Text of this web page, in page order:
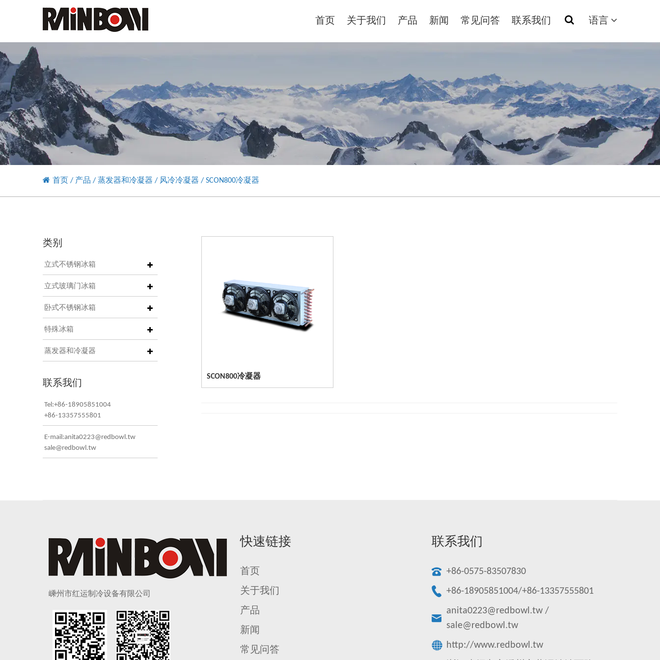
语言
首页 关于我们 产品 新闻 常见问答 联系我们
首页 / 产品 / 蒸发器和冷凝器 / 风冷冷凝器 / SCON800冷凝器
类别
立式不锈钢冰箱
立式玻璃门冰箱
卧式不锈钢冰箱
特殊冰箱
蒸发器和冷凝器
联系我们
Tel:+86-18905851004
+86-13357555801
E-mail:anita0223@redbowl.tw
sale@redbowl.tw
SCON800冷凝器
嵊州市红运制冷设备有限公司
快速链接
首页
关于我们
产品
新闻
常见问答
联系我们
+86-0575-83507830
+86-18905851004/+86-13357555801
anita0223@redbowl.tw/
sale@redbowl.tw
http://www.redbowl.tw